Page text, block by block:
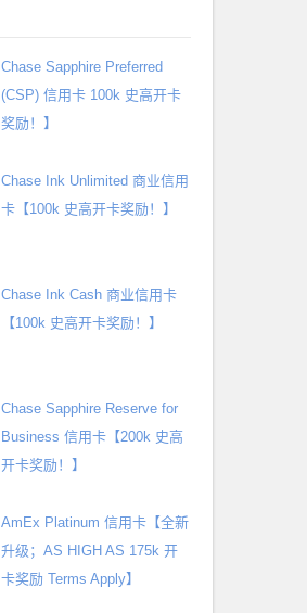
Chase Sapphire Preferred
(CSP) 信用卡 100k 史高开卡
奖励！】
Chase Ink Unlimited 商业信用
卡【100k 史高开卡奖励！】
Chase Ink Cash 商业信用卡
【100k 史高开卡奖励！】
Chase Sapphire Reserve for
Business 信用卡【200k 史高
开卡奖励！】
AmEx Platinum 信用卡【全新
升级；AS HIGH AS 175k 开
卡奖励 Terms Apply】